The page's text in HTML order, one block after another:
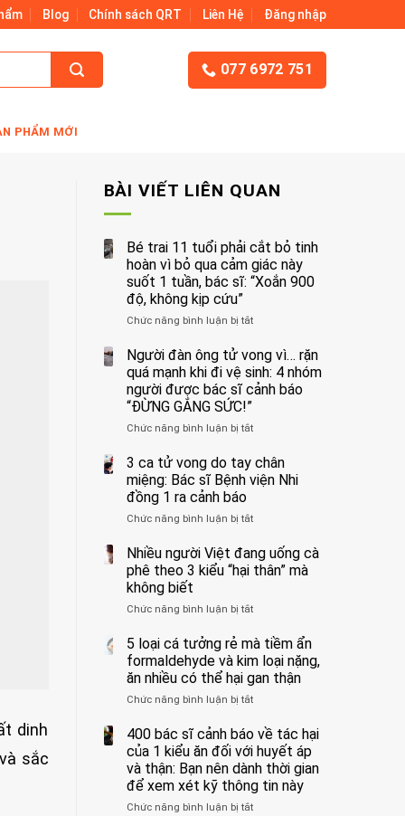
Blog Chính sách QRT Liên Hệ Đăng nhập
077 6972 751
PHẨM MỚI
dinh
sắc
BÀI VIẾT LIÊN QUAN
Bé trai 11 tuổi phải cắt bỏ tinh
hoàn vì bỏ qua cảm giác này
suốt 1 tuần, bác sĩ: “Xoắn 900
độ, không kịp cứu”
Chức năng bình luận bị tắtở
trai
11
tuổi
phải
bỏ
hoàn
vì
bỏ
cảm
này
suốt
bác
“Xoắn
900
độ,
không
kịp
Người đàn ông tử vong vì… rặn
quá mạnh khi đi vệ sinh: 4 nhóm
người được bác sĩ cảnh báo
“ĐỪNG GẮNG SỨC!”
Chức năng bình luận bị tắtở
đàn
ông
vì…
quá
mạnh
vệ
4
nhóm
người
được
bác
cảnh
báo
“ĐỪNG
GẮNG
SỨC!”
3 ca tử vong do tay chân
miệng: Bác sĩ Bệnh viện Nhi
đồng 1 ra cảnh báo
Chức năng bình luận bị tắtở
ca
tử
tay
miệng:
Bác
Bệnh
viện
đồng
1
ra
cảnh
báo
Nhiều người Việt đang uống cà
phê theo 3 kiểu “hại thân” mà
không biết
Chức năng bình luận bị tắtở
người
Việt
đang
uống
cà
theo
3
kiểu
“hại
thân”
mà
5 loại cá tưởng rẻ mà tiềm ẩn
formaldehyde và kim loại nặng,
ăn nhiều có thể hại gan thận
Chức năng bình luận bị tắtở
loại
cá
tưởng
rẻ
mà
tiềm
400 bác sĩ cảnh báo về tác hại
của 1 kiểu ăn đối với huyết áp
và thận: Bạn nên dành thời gian
để xem xét kỹ thông tin này
Chức năng bình luận bị tắtở